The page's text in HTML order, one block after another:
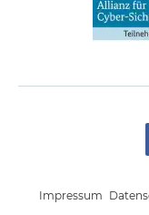
Impressum